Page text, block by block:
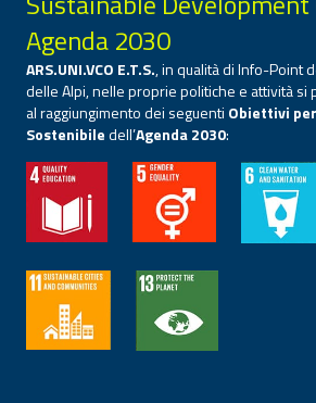
Agenda 2030
ARS.UNI.VCO E.T.S., in qualità di Info-Point
delle Alpi, nelle proprie politiche e attività si
al raggiungimento dei seguenti Obiettivi
Sostenibiledell’Agenda 2030: